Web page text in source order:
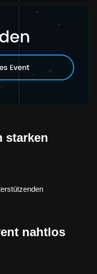
starken
nahtlos